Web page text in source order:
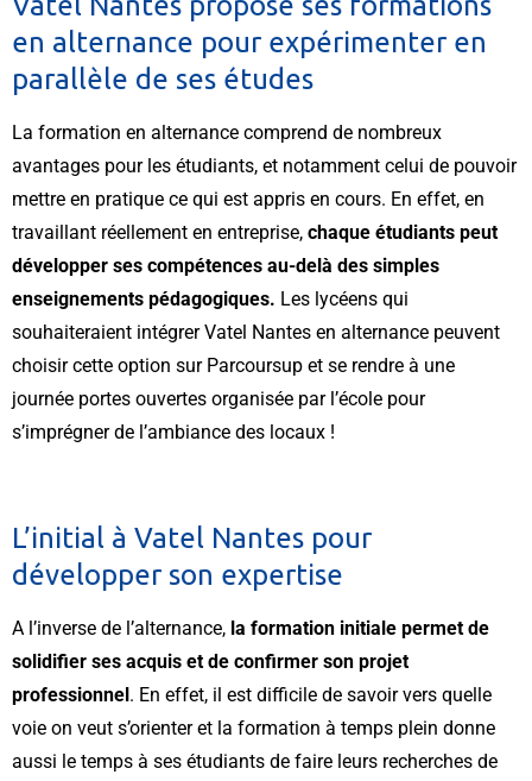
en alternance pour expérimenter en
parallèle de ses études
La formation en alternance comprend de nombreux
avantages pour les étudiants, et notamment celui de pouvoir
mettre en pratique ce qui est appris en cours. En effet, en
travaillant réellement en entreprise, chaque étudiants peut
développer ses compétences au-delà des simples
enseignements pédagogiques. Les lycéens qui
souhaiteraient intégrer Vatel Nantes en alternance peuvent
choisir cette option sur Parcoursup et se rendre à une
journée portes ouvertes organisée par l’école pour
s’imprégner de l’ambiance des locaux !
L’initial à Vatel Nantes pour
développer son expertise
A l’inverse de l’alternance, la formation initiale permet de
solidifier ses acquis et de confirmer son projet
professionnel. En effet, il est difficile de savoir vers quelle
voie on veut s’orienter et la formation à temps plein donne
aussi le temps à ses étudiants de faire leurs recherches de